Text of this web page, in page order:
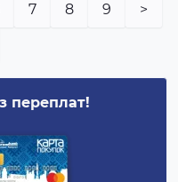
7 8 9 >
переплат!